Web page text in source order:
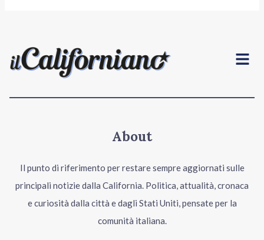
Menu
About
Il punto di riferimento per restare sempre aggiornati sulle
principali notizie dalla California. Politica, attualità, cronaca
e curiosità dalla città e dagli Stati Uniti, pensate per la
comunità italiana.